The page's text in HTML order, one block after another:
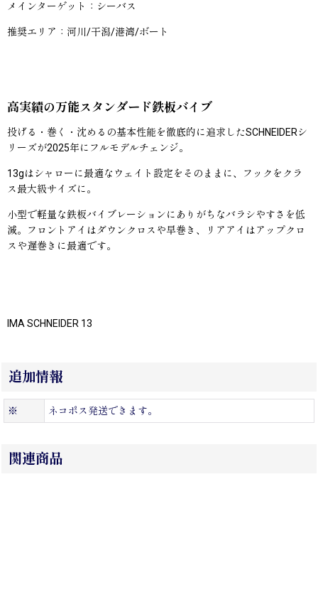
メインターゲット：シーバス
推奨エリア：河川/干潟/港湾/ボート
高実績の万能スタンダード鉄板バイブ
投げる・巻く・沈めるの基本性能を徹底的に追求したSCHNEIDERシ
リーズが2025年にフルモデルチェンジ。
13gはシャローに最適なウェイト設定をそのままに、フックをクラ
ス最大級サイズに。
小型で軽量な鉄板バイブレーションにありがちなバラシやすさを低
減。フロントアイはダウンクロスや早巻き、リアアイはアップクロ
スや遅巻きに最適です。
IMA SCHNEIDER 13
追加情報
※ ネコポス発送できます。
関連商品